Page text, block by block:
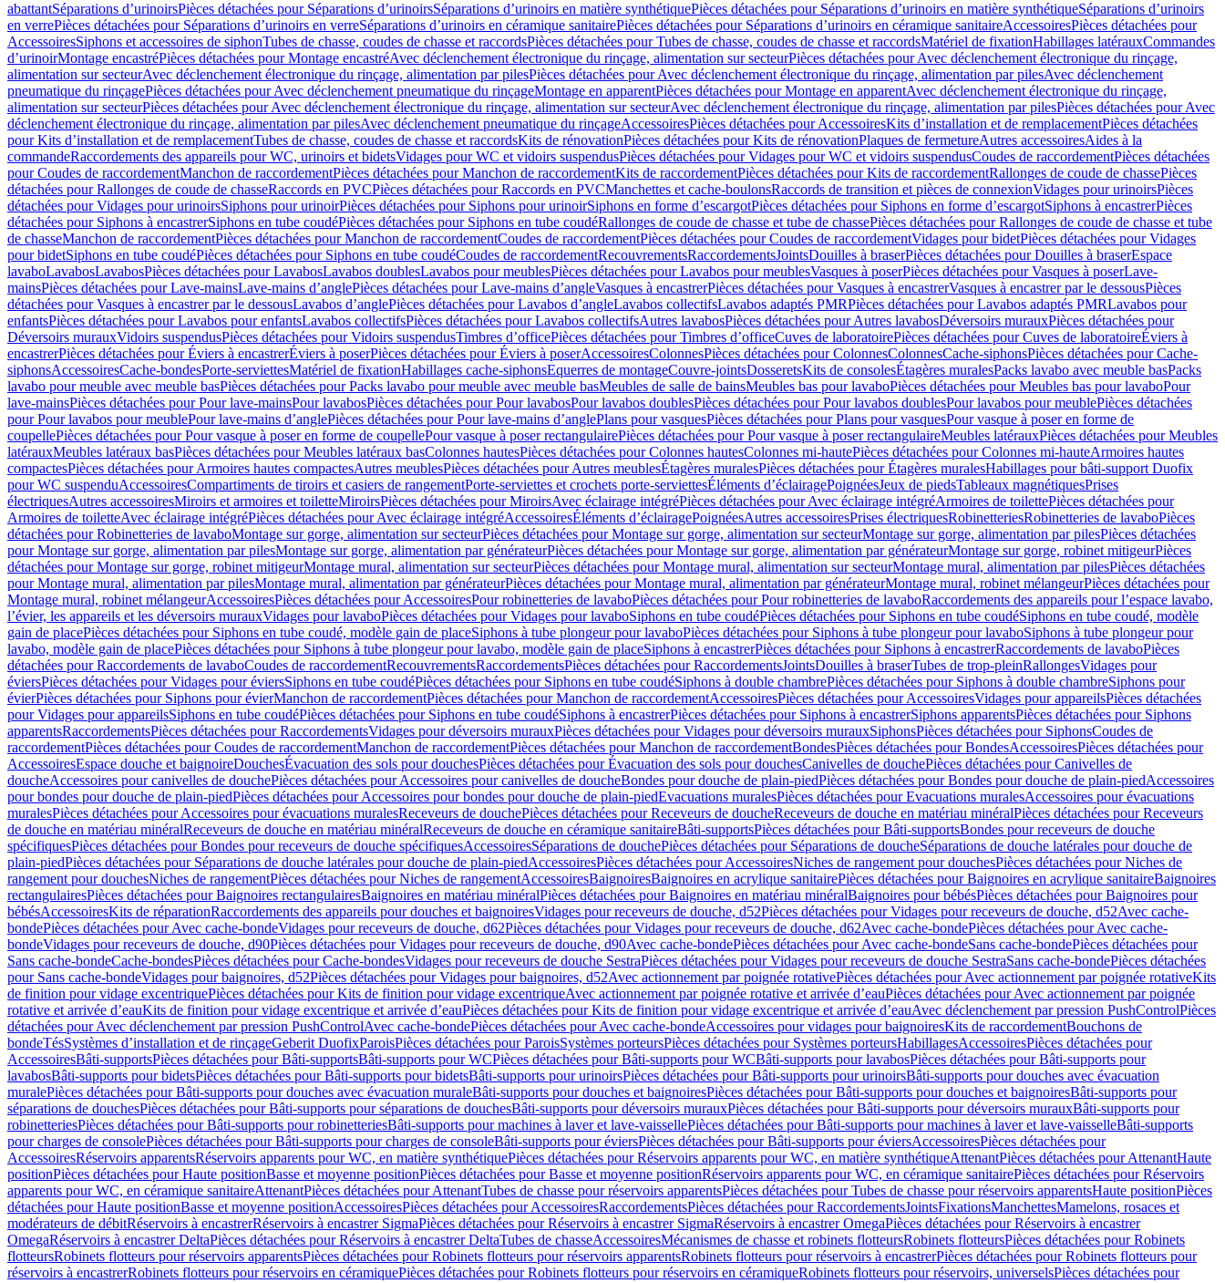
abattantSéparations d’urinoirsPièces détachées pour Séparations d’urinoirsSéparations d’urinoirs en matière synthétiquePièces détachées pour Séparations d’urinoirs en matière synthétiqueSéparations d’urinoirs
en verrePièces détachées pour Séparations d’urinoirs en verreSéparations d’urinoirs en céramique sanitairePièces détachées pour Séparations d’urinoirs en céramique sanitaireAccessoiresPièces détachées pour
AccessoiresSiphons et accessoires de siphonTubes de chasse, coudes de chasse et raccordsPièces détachées pour Tubes de chasse, coudes de chasse et raccordsMatériel de fixationHabillages latérauxCommandes
dʼurinoirMontage encastréPièces détachées pour Montage encastréAvec déclenchement électronique du rinçage, alimentation sur secteurPièces détachées pour Avec déclenchement électronique du rinçage,
alimentation sur secteurAvec déclenchement électronique du rinçage, alimentation par pilesPièces détachées pour Avec déclenchement électronique du rinçage, alimentation par pilesAvec déclenchement
pneumatique du rinçagePièces détachées pour Avec déclenchement pneumatique du rinçageMontage en apparentPièces détachées pour Montage en apparentAvec déclenchement électronique du rinçage,
alimentation sur secteurPièces détachées pour Avec déclenchement électronique du rinçage, alimentation sur secteurAvec déclenchement électronique du rinçage, alimentation par pilesPièces détachées pour Avec
déclenchement électronique du rinçage, alimentation par pilesAvec déclenchement pneumatique du rinçageAccessoiresPièces détachées pour AccessoiresKits d’installation et de remplacementPièces détachées
pour Kits d’installation et de remplacementTubes de chasse, coudes de chasse et raccordsKits de rénovationPièces détachées pour Kits de rénovationPlaques de fermetureAutres accessoiresAides à la
commandeRaccordements des appareils pour WC, urinoirs et bidetsVidages pour WC et vidoirs suspendusPièces détachées pour Vidages pour WC et vidoirs suspendusCoudes de raccordementPièces détachées
pour Coudes de raccordementManchon de raccordementPièces détachées pour Manchon de raccordementKits de raccordementPièces détachées pour Kits de raccordementRallonges de coude de chassePièces
détachées pour Rallonges de coude de chasseRaccords en PVCPièces détachées pour Raccords en PVCManchettes et cache-boulonsRaccords de transition et pièces de connexionVidages pour urinoirsPièces
détachées pour Vidages pour urinoirsSiphons pour urinoirPièces détachées pour Siphons pour urinoirSiphons en forme d’escargotPièces détachées pour Siphons en forme d’escargotSiphons à encastrerPièces
détachées pour Siphons à encastrerSiphons en tube coudéPièces détachées pour Siphons en tube coudéRallonges de coude de chasse et tube de chassePièces détachées pour Rallonges de coude de chasse et tube
de chasseManchon de raccordementPièces détachées pour Manchon de raccordementCoudes de raccordementPièces détachées pour Coudes de raccordementVidages pour bidetPièces détachées pour Vidages
pour bidetSiphons en tube coudéPièces détachées pour Siphons en tube coudéCoudes de raccordementRecouvrementsRaccordementsJointsDouilles à braserPièces détachées pour Douilles à braserEspace
lavaboLavabosLavabosPièces détachées pour LavabosLavabos doublesLavabos pour meublesPièces détachées pour Lavabos pour meublesVasques à poserPièces détachées pour Vasques à poserLave-
mainsPièces détachées pour Lave-mainsLave-mains d’anglePièces détachées pour Lave-mains d’angleVasques à encastrerPièces détachées pour Vasques à encastrerVasques à encastrer par le dessousPièces
détachées pour Vasques à encastrer par le dessousLavabos d’anglePièces détachées pour Lavabos d’angleLavabos collectifsLavabos adaptés PMRPièces détachées pour Lavabos adaptés PMRLavabos pour
enfantsPièces détachées pour Lavabos pour enfantsLavabos collectifsPièces détachées pour Lavabos collectifsAutres lavabosPièces détachées pour Autres lavabosDéversoirs murauxPièces détachées pour
Déversoirs murauxVidoirs suspendusPièces détachées pour Vidoirs suspendusTimbres dʼofficePièces détachées pour Timbres dʼofficeCuves de laboratoirePièces détachées pour Cuves de laboratoireÉviers à
encastrerPièces détachées pour Éviers à encastrerÉviers à poserPièces détachées pour Éviers à poserAccessoiresColonnesPièces détachées pour ColonnesColonnesCache-siphonsPièces détachées pour Cache-
siphonsAccessoiresCache-bondesPorte-serviettesMatériel de fixationHabillages cache-siphonsEquerres de montageCouvre-jointsDosseretsKits de consolesÉtagères muralesPacks lavabo avec meuble basPacks
lavabo pour meuble avec meuble basPièces détachées pour Packs lavabo pour meuble avec meuble basMeubles de salle de bainsMeubles bas pour lavaboPièces détachées pour Meubles bas pour lavaboPour
lave-mainsPièces détachées pour Pour lave-mainsPour lavabosPièces détachées pour Pour lavabosPour lavabos doublesPièces détachées pour Pour lavabos doublesPour lavabos pour meublePièces détachées
pour Pour lavabos pour meublePour lave-mains d’anglePièces détachées pour Pour lave-mains d’anglePlans pour vasquesPièces détachées pour Plans pour vasquesPour vasque à poser en forme de
coupellePièces détachées pour Pour vasque à poser en forme de coupellePour vasque à poser rectangulairePièces détachées pour Pour vasque à poser rectangulaireMeubles latérauxPièces détachées pour Meubles
latérauxMeubles latéraux basPièces détachées pour Meubles latéraux basColonnes hautesPièces détachées pour Colonnes hautesColonnes mi-hautePièces détachées pour Colonnes mi-hauteArmoires hautes
compactesPièces détachées pour Armoires hautes compactesAutres meublesPièces détachées pour Autres meublesÉtagères muralesPièces détachées pour Étagères muralesHabillages pour bâti-support Duofix
pour WC suspenduAccessoiresCompartiments de tiroirs et casiers de rangementPorte-serviettes et crochets porte-serviettesÉléments d’éclairagePoignéesJeux de piedsTableaux magnétiquesPrises
électriquesAutres accessoiresMiroirs et armoires et toiletteMiroirsPièces détachées pour MiroirsAvec éclairage intégréPièces détachées pour Avec éclairage intégréArmoires de toilettePièces détachées pour
Armoires de toiletteAvec éclairage intégréPièces détachées pour Avec éclairage intégréAccessoiresÉléments d’éclairagePoignéesAutres accessoiresPrises électriquesRobinetteriesRobinetteries de lavaboPièces
détachées pour Robinetteries de lavaboMontage sur gorge, alimentation sur secteurPièces détachées pour Montage sur gorge, alimentation sur secteurMontage sur gorge, alimentation par pilesPièces détachées
pour Montage sur gorge, alimentation par pilesMontage sur gorge, alimentation par générateurPièces détachées pour Montage sur gorge, alimentation par générateurMontage sur gorge, robinet mitigeurPièces
détachées pour Montage sur gorge, robinet mitigeurMontage mural, alimentation sur secteurPièces détachées pour Montage mural, alimentation sur secteurMontage mural, alimentation par pilesPièces détachées
pour Montage mural, alimentation par pilesMontage mural, alimentation par générateurPièces détachées pour Montage mural, alimentation par générateurMontage mural, robinet mélangeurPièces détachées pour
Montage mural, robinet mélangeurAccessoiresPièces détachées pour AccessoiresPour robinetteries de lavaboPièces détachées pour Pour robinetteries de lavaboRaccordements des appareils pour l’espace lavabo,
l’évier, les appareils et les déversoirs murauxVidages pour lavaboPièces détachées pour Vidages pour lavaboSiphons en tube coudéPièces détachées pour Siphons en tube coudéSiphons en tube coudé, modèle
gain de placePièces détachées pour Siphons en tube coudé, modèle gain de placeSiphons à tube plongeur pour lavaboPièces détachées pour Siphons à tube plongeur pour lavaboSiphons à tube plongeur pour
lavabo, modèle gain de placePièces détachées pour Siphons à tube plongeur pour lavabo, modèle gain de placeSiphons à encastrerPièces détachées pour Siphons à encastrerRaccordements de lavaboPièces
détachées pour Raccordements de lavaboCoudes de raccordementRecouvrementsRaccordementsPièces détachées pour RaccordementsJointsDouilles à braserTubes de trop-pleinRallongesVidages pour
éviersPièces détachées pour Vidages pour éviersSiphons en tube coudéPièces détachées pour Siphons en tube coudéSiphons à double chambrePièces détachées pour Siphons à double chambreSiphons pour
évierPièces détachées pour Siphons pour évierManchon de raccordementPièces détachées pour Manchon de raccordementAccessoiresPièces détachées pour AccessoiresVidages pour appareilsPièces détachées
pour Vidages pour appareilsSiphons en tube coudéPièces détachées pour Siphons en tube coudéSiphons à encastrerPièces détachées pour Siphons à encastrerSiphons apparentsPièces détachées pour Siphons
apparentsRaccordementsPièces détachées pour RaccordementsVidages pour déversoirs murauxPièces détachées pour Vidages pour déversoirs murauxSiphonsPièces détachées pour SiphonsCoudes de
raccordementPièces détachées pour Coudes de raccordementManchon de raccordementPièces détachées pour Manchon de raccordementBondesPièces détachées pour BondesAccessoiresPièces détachées pour
AccessoiresEspace douche et baignoireDouchesÉvacuation des sols pour douchesPièces détachées pour Évacuation des sols pour douchesCanivelles de douchePièces détachées pour Canivelles de
doucheAccessoires pour canivelles de douchePièces détachées pour Accessoires pour canivelles de doucheBondes pour douche de plain-piedPièces détachées pour Bondes pour douche de plain-piedAccessoires
pour bondes pour douche de plain-piedPièces détachées pour Accessoires pour bondes pour douche de plain-piedEvacuations muralesPièces détachées pour Evacuations muralesAccessoires pour évacuations
muralesPièces détachées pour Accessoires pour évacuations muralesReceveurs de douchePièces détachées pour Receveurs de doucheReceveurs de douche en matériau minéralPièces détachées pour Receveurs
de douche en matériau minéralReceveurs de douche en matériau minéralReceveurs de douche en céramique sanitaireBâti-supportsPièces détachées pour Bâti-supportsBondes pour receveurs de douche
spécifiquesPièces détachées pour Bondes pour receveurs de douche spécifiquesAccessoiresSéparations de douchePièces détachées pour Séparations de doucheSéparations de douche latérales pour douche de
plain-piedPièces détachées pour Séparations de douche latérales pour douche de plain-piedAccessoiresPièces détachées pour AccessoiresNiches de rangement pour douchesPièces détachées pour Niches de
rangement pour douchesNiches de rangementPièces détachées pour Niches de rangementAccessoiresBaignoiresBaignoires en acrylique sanitairePièces détachées pour Baignoires en acrylique sanitaireBaignoires
rectangulairesPièces détachées pour Baignoires rectangulairesBaignoires en matériau minéralPièces détachées pour Baignoires en matériau minéralBaignoires pour bébésPièces détachées pour Baignoires pour
bébésAccessoiresKits de réparationRaccordements des appareils pour douches et baignoiresVidages pour receveurs de douche, d52Pièces détachées pour Vidages pour receveurs de douche, d52Avec cache-
bondePièces détachées pour Avec cache-bondeVidages pour receveurs de douche, d62Pièces détachées pour Vidages pour receveurs de douche, d62Avec cache-bondePièces détachées pour Avec cache-
bondeVidages pour receveurs de douche, d90Pièces détachées pour Vidages pour receveurs de douche, d90Avec cache-bondePièces détachées pour Avec cache-bondeSans cache-bondePièces détachées pour
Sans cache-bondeCache-bondesPièces détachées pour Cache-bondesVidages pour receveurs de douche SestraPièces détachées pour Vidages pour receveurs de douche SestraSans cache-bondePièces détachées
pour Sans cache-bondeVidages pour baignoires, d52Pièces détachées pour Vidages pour baignoires, d52Avec actionnement par poignée rotativePièces détachées pour Avec actionnement par poignée rotativeKits
de finition pour vidage excentriquePièces détachées pour Kits de finition pour vidage excentriqueAvec actionnement par poignée rotative et arrivée d’eauPièces détachées pour Avec actionnement par poignée
rotative et arrivée d’eauKits de finition pour vidage excentrique et arrivée d’eauPièces détachées pour Kits de finition pour vidage excentrique et arrivée d’eauAvec déclenchement par pression PushControlPièces
détachées pour Avec déclenchement par pression PushControlAvec cache-bondePièces détachées pour Avec cache-bondeAccessoires pour vidages pour baignoiresKits de raccordementBouchons de
bondeTésSystèmes d’installation et de rinçageGeberit DuofixParoisPièces détachées pour ParoisSystèmes porteursPièces détachées pour Systèmes porteursHabillagesAccessoiresPièces détachées pour
AccessoiresBâti-supportsPièces détachées pour Bâti-supportsBâti-supports pour WCPièces détachées pour Bâti-supports pour WCBâti-supports pour lavabosPièces détachées pour Bâti-supports pour
lavabosBâti-supports pour bidetsPièces détachées pour Bâti-supports pour bidetsBâti-supports pour urinoirsPièces détachées pour Bâti-supports pour urinoirsBâti-supports pour douches avec évacuation
muralePièces détachées pour Bâti-supports pour douches avec évacuation muraleBâti-supports pour douches et baignoiresPièces détachées pour Bâti-supports pour douches et baignoiresBâti-supports pour
séparations de douchesPièces détachées pour Bâti-supports pour séparations de douchesBâti-supports pour déversoirs murauxPièces détachées pour Bâti-supports pour déversoirs murauxBâti-supports pour
robinetteriesPièces détachées pour Bâti-supports pour robinetteriesBâti-supports pour machines à laver et lave-vaissellePièces détachées pour Bâti-supports pour machines à laver et lave-vaisselleBâti-supports
pour charges de consolePièces détachées pour Bâti-supports pour charges de consoleBâti-supports pour éviersPièces détachées pour Bâti-supports pour éviersAccessoiresPièces détachées pour
AccessoiresRéservoirs apparentsRéservoirs apparents pour WC, en matière synthétiquePièces détachées pour Réservoirs apparents pour WC, en matière synthétiqueAttenantPièces détachées pour AttenantHaute
positionPièces détachées pour Haute positionBasse et moyenne positionPièces détachées pour Basse et moyenne positionRéservoirs apparents pour WC, en céramique sanitairePièces détachées pour Réservoirs
apparents pour WC, en céramique sanitaireAttenantPièces détachées pour AttenantTubes de chasse pour réservoirs apparentsPièces détachées pour Tubes de chasse pour réservoirs apparentsHaute positionPièces
détachées pour Haute positionBasse et moyenne positionAccessoiresPièces détachées pour AccessoiresRaccordementsPièces détachées pour RaccordementsJointsFixationsManchettesMamelons, rosaces et
modérateurs de débitRéservoirs à encastrerRéservoirs à encastrer SigmaPièces détachées pour Réservoirs à encastrer SigmaRéservoirs à encastrer OmegaPièces détachées pour Réservoirs à encastrer
OmegaRéservoirs à encastrer DeltaPièces détachées pour Réservoirs à encastrer DeltaTubes de chasseAccessoiresMécanismes de chasse et robinets flotteursRobinets flotteursPièces détachées pour Robinets
flotteursRobinets flotteurs pour réservoirs apparentsPièces détachées pour Robinets flotteurs pour réservoirs apparentsRobinets flotteurs pour réservoirs à encastrerPièces détachées pour Robinets flotteurs pour
réservoirs à encastrerRobinets flotteurs pour réservoirs en céramiquePièces détachées pour Robinets flotteurs pour réservoirs en céramiqueRobinets flotteurs pour réservoirs, universelsPièces détachées pour